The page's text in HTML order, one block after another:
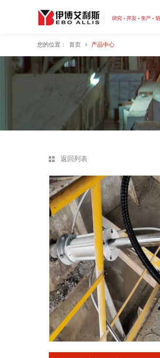
您的位置： 首页 产品中心
返回列表